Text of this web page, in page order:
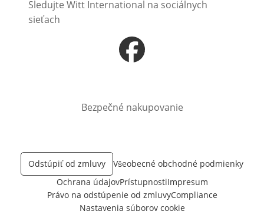
Sledujte Witt International na sociálnych
sieťach
Otvorí sa vnovom okne
Bezpečné nakupovanie
Odstúpiť od zmluvy
Všeobecné obchodné podmienky
Ochrana údajovPrístupnostiImpresum
Právo na odstúpenie od zmluvyCompliance
Nastavenia súborov cookie